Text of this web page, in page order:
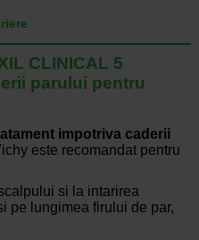
CLINICAL 5
parului pentru
impotriva caderii
este recomandat pentru
si la intarirea
pe lungimea firului de par,